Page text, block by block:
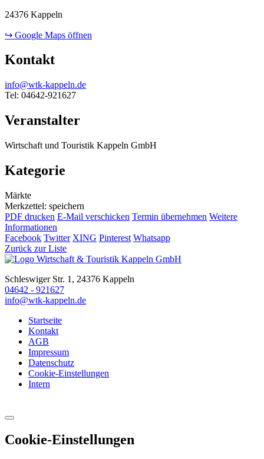
24376 Kappeln
↪ Google Maps öffnen
Kontakt
info@wtk-kappeln.de
Tel: 04642-921627
Veranstalter
Wirtschaft und Touristik Kappeln GmbH
Kategorie
Märkte
Merkzettel: speichern
PDF drucken E-Mail verschicken Termin übernehmen Weitere
Informationen
Facebook Twitter XING Pinterest Whatsapp
Zurück zur Liste
Schleswiger Str. 1, 24376 Kappeln
04642 - 921627
info@wtk-kappeln.de
Startseite
Kontakt
AGB
Impressum
Datenschutz
Cookie-Einstellungen
Intern
Cookie-Einstellungen